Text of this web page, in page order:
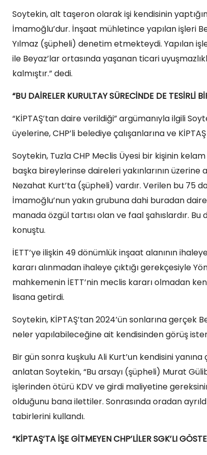
Soytekin, alt taşeron olarak işi kendisinin
İmamoğlu’dur. İnşaat mühletince yapılan işleri
Yılmaz (şüpheli) denetim etmekteydi. Yapılan
ile Beyaz’lar ortasında yaşanan ticari
kalmıştır.” dedi.
“BU DAİRELER KURULTAY SÜRECİNDE DE TESİRLİ
“KİPTAŞ’tan daire verildiği” argümanıyla ilgili
üyelerine, CHP’li belediye çalışanlarına ve
Soytekin, Tuzla CHP Meclis Üyesi bir kişinin
başka bireylerinse daireleri yakınlarının üzerine
Nezahat Kurt’ta (şüpheli) vardır. Verilen bu 75
İmamoğlu’nun yakın grubuna dahi buradan
manada özgül tartısı olan ve faal şahıslardır.
konuştu.
İETT’ye ilişkin 49 dönümlük inşaat alanının
kararı alınmadan ihaleye çıktığı gerekçesiyle
mahkemenin İETT’nin meclis kararı olmadan
lisana getirdi.
Soytekin, KİPTAŞ’tan 2024’ün sonlarına
neler yapılabileceğine ait kendisinden görüş
Bir gün sonra kuşkulu Ali Kurt’un kendisini
anlatan Soytekin, “Bu arsayı (şüpheli) Murat
işlerinden ötürü KDV ve girdi maliyetine
olduğunu bana ilettiler. Sonrasında oradan
tabirlerini kullandı.
“KİPTAŞ’TA İŞE GİTMEYEN CHP’LİLER SGK’LI